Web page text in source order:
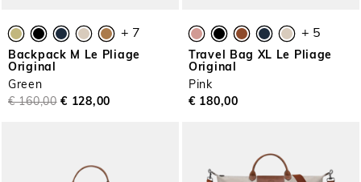
+ 7
Backpack M Le Pliage
Original
Green
€ 160,00 € 128,00
+ 5
Travel Bag XL Le Pliage
Original
Pink
€ 180,00